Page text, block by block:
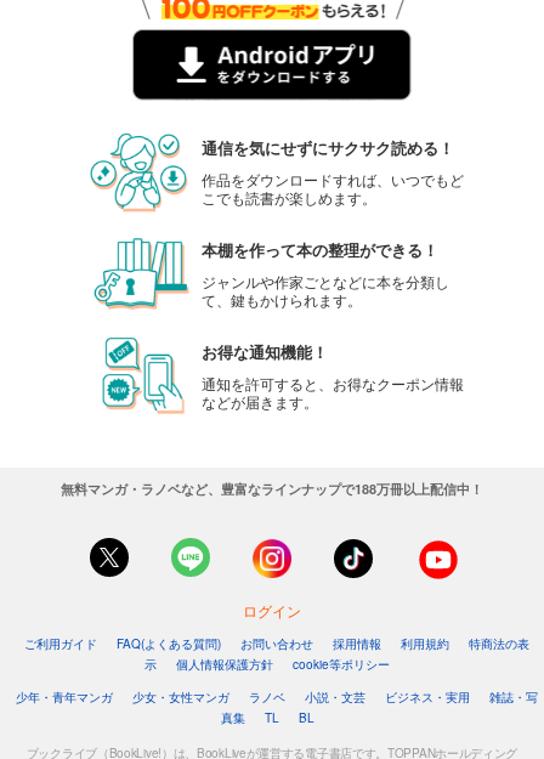
会社をやめて馬主やります！ ― アキコノユメヲ ― 80
円 (税込)
あらすじを表示する
会社をやめて馬主やります！ ― アキコノユメヲ ― 81
110円 (税込)
会社をやめて馬主やります！ ― アキコノユメヲ ― 82
110
円 (税込)
試し読み
会社をやめて馬主やります！ ― アキコノユメヲ ― 83
会社をやめて馬主やります！ ― アキコノユメヲ ― 84
通信を気にせずにサクサク読める！
作品をダウンロードすれば、いつでもど
こでも読書が楽しめます。
本棚を作って本の整理ができる！
ジャンルや作家ごとなどに本を分類し
て、鍵もかけられます。
お得な通知機能！
通知を許可すると、お得なクーポン情報
などが届きます。
無料マンガ・ラノベなど、豊富なラインナップで188万冊以上配信中！
ログイン
ご利用ガイド FAQ(よくある質問) お問い合わせ 採用情報 利用規約
特商法の表
示
個人情報保護方針
cookie等ポリシー
少年・青年マンガ
少女・女性マンガ ラノベ 小説・文芸 ビジネス・実用
雑誌・写
真集
TL BL
ブックライブ（BookLive!）は、BookLiveが運営する電子書店です。TOPPANホールディング